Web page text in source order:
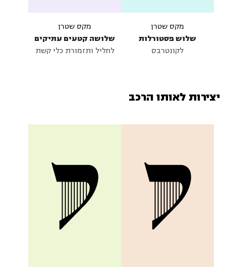
מקס שטרן
שלוש פסטורלות
לקונטרבס
מקס שטרן
שלושה קטעים עתיקים
לחליל ותזמורת כלי קשת
יצירות לאותו הרכב